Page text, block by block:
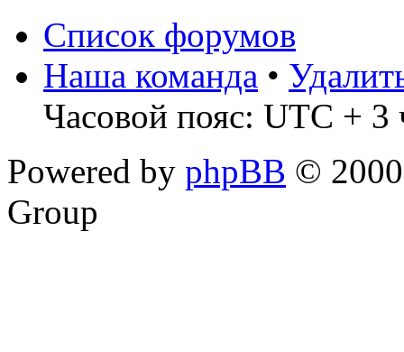
Список форумов
Наша команда •
Часовой пояс: UTC + 3
Powered by phpBB ©
Group